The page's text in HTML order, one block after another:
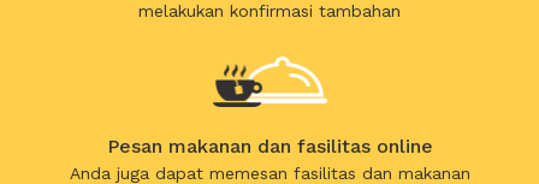
melakukan konfirmasi tambahan
Pesan makanan dan fasilitas online
Anda juga dapat memesan fasilitas dan makanan